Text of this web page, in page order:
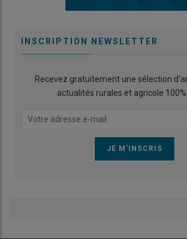
INSCRIPTION NEWSLETTER
Recevez gratuitement une sélection
actualités rurales et agricole